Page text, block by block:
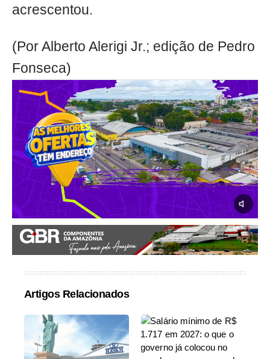
acrescentou.
(Por Alberto Alerigi Jr.; edição de Pedro
Fonseca)
Artigos Relacionados